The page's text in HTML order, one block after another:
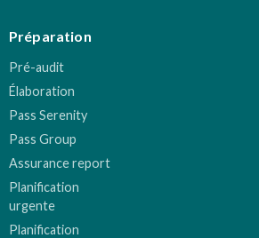
Préparation
Pré-audit
Élaboration
Pass Serenity
Pass Group
Assurance report
Planification
urgente
Planification